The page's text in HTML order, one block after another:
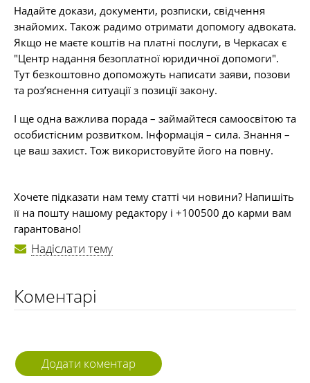
Надайте докази, документи, розписки, свідчення
знайомих. Також радимо отримати допомогу адвоката.
Якщо не маєте коштів на платні послуги, в Черкасах є
"Центр надання безоплатної юридичної допомоги".
Тут безкоштовно допоможуть написати заяви, позови
та роз’яснення ситуації з позиції закону.
І ще одна важлива порада – займайтеся самоосвітою та
особистісним розвитком. Інформація – сила. Знання –
це ваш захист. Тож використовуйте його на повну.
Хочете підказати нам тему статті чи новини? Напишіть
її на пошту нашому редактору і +100500 до карми вам
гарантовано!
Надіслати тему
Коментарі
Додати коментар